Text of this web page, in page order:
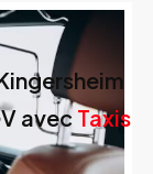
avec Taxis